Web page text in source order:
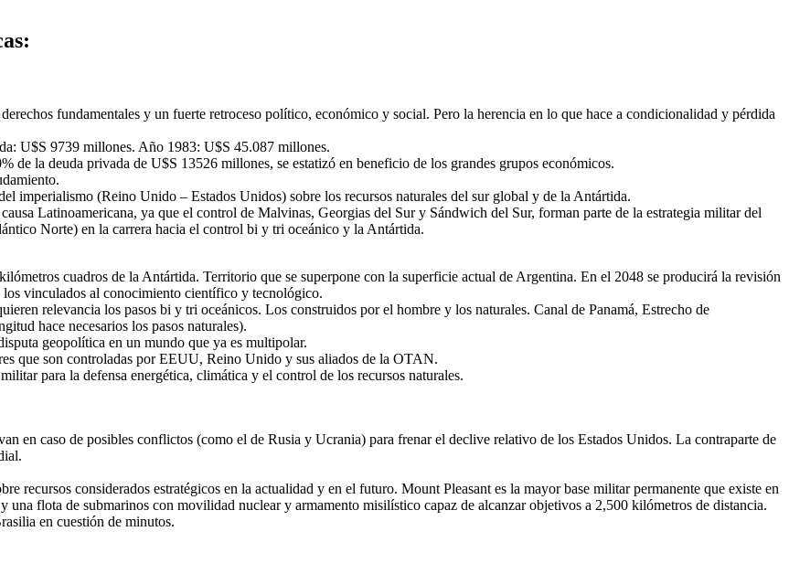
fundamentales y un fuerte retroceso político, económico y social. Pero la herencia en lo que hace a condicionalidad y pérdida
U$S 9739 millones. Año 1983: U$S 45.087 millones.
la deuda privada de U$S 13526 millones, se estatizó en beneficio de los grandes grupos económicos.
imperialismo (Reino Unido – Estados Unidos) sobre los recursos naturales del sur global y de la Antártida.
Latinoamericana, ya que el control de Malvinas, Georgias del Sur y Sándwich del Sur, forman parte de la estrategia militar del
Norte) en la carrera hacia el control bi y tri oceánico y la Antártida.
cuadros de la Antártida. Territorio que se superpone con la superficie actual de Argentina. En el 2048 se producirá la revisión
vinculados al conocimiento científico y tecnológico.
relevancia los pasos bi y tri oceánicos. Los construidos por el hombre y los naturales. Canal de Panamá, Estrecho de
hace necesarios los pasos naturales).
geopolítica en un mundo que ya es multipolar.
que son controladas por EEUU, Reino Unido y sus aliados de la OTAN.
para la defensa energética, climática y el control de los recursos naturales.
en caso de posibles conflictos (como el de Rusia y Ucrania) para frenar el declive relativo de los Estados Unidos. La contraparte de
recursos considerados estratégicos en la actualidad y en el futuro. Mount Pleasant es la mayor base militar permanente que existe en
flota de submarinos con movilidad nuclear y armamento misilístico capaz de alcanzar objetivos a 2,500 kilómetros de distancia.
en cuestión de minutos.